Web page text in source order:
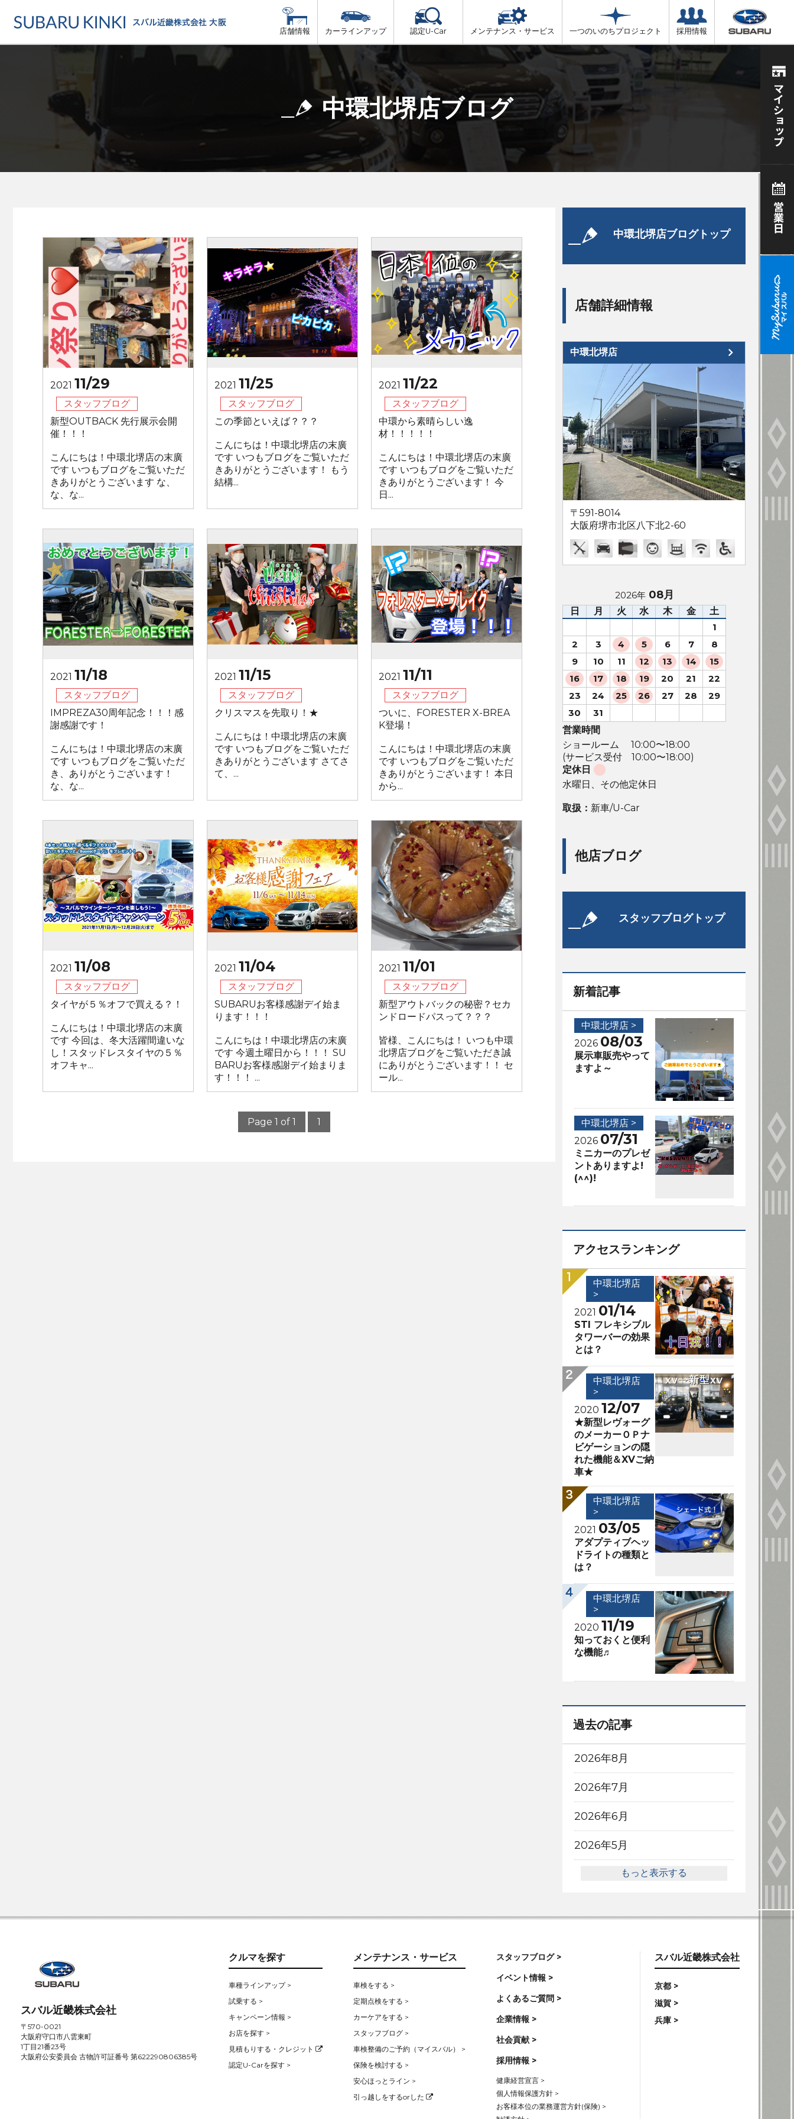
店舗情報
店舗情報 店舗一覧
地域でさがす
地図でさがす
試乗車でさがす
大阪府北部
大阪府市内
大阪府南部
カーラインアップ
カーラインアップ
カーラインアップ一覧
乗用車
軽自動車
認定U-Car メンテナンス・サービス
メンテナンス・サービス
メンテナンス・サービストップ
車検・定期点検をする
カーケアをする
車検（法定24か月点検）
法定 12ヶ月 点検
6ヶ月ごとの セーフティ チェック
車検 3ヶ月前 無料診断
一つのいのちプロジェクト 採用情報
中環北堺店ブログ
2021 11/29
スタッフブログ
新型OUTBACK 先行展示会開
催！！！
こんにちは！中環北堺店の末廣
です いつもブログをご覧いただ
きありがとうございます な、
な、な...
2021 11/25
スタッフブログ
この季節といえば？？？
こんにちは！中環北堺店の末廣
です いつもブログをご覧いただ
きありがとうございます！ もう
結構...
2021 11/22
スタッフブログ
中環から素晴らしい逸
材！！！！！
こんにちは！中環北堺店の末廣
です いつもブログをご覧いただ
きありがとうございます！ 今
日...
2021 11/18
スタッフブログ
IMPREZA30周年記念！！！感
謝感謝です！
こんにちは！中環北堺店の末廣
です いつもブログをご覧いただ
き、ありがとうございます！
な、な...
2021 11/15
スタッフブログ
クリスマスを先取り！★
こんにちは！中環北堺店の末廣
です いつもブログをご覧いただ
きありがとうございます さてさ
て、...
2021 11/11
スタッフブログ
ついに、FORESTER X-BREA
K登場！
こんにちは！中環北堺店の末廣
です いつもブログをご覧いただ
きありがとうございます！ 本日
から...
2021 11/08
スタッフブログ
タイヤが５％オフで買える？！
こんにちは！中環北堺店の末廣
です 今回は、冬大活躍間違いな
し！スタッドレスタイヤの５％
オフキャ...
2021 11/04
スタッフブログ
SUBARUお客様感謝デイ始ま
ります！！！
こんにちは！中環北堺店の末廣
です 今週土曜日から！！！ SU
BARUお客様感謝デイ始まりま
す！！！ ...
2021 11/01
スタッフブログ
新型アウトバックの秘密？セカ
ンドロードパスって？？？
皆様、こんにちは！ いつも中環
北堺店ブログをご覧いただき誠
にありがとうございます！！ セ
ール...
Page 1 of 1 1
中環北堺店ブログトップ
店舗詳細情報
中環北堺店
〒591-8014
大阪府堺市北区八下北2-60
2026年 08月
日 月 火 水 木 金 土
1
2
3 4 5 6 7
8
9
10 11 12 13 14
15
16
17 18 19 20 21
22
23
24 25 26 27 28
29
30
31
営業時間
ショールーム 10:00〜18:00
(サービス受付 10:00〜18:00)
定休日
水曜日、その他定休日
取扱： 新車/U-Car
他店ブログ
スタッフブログトップ
新着記事
中環北堺店 >
2026 08/03
展示車販売やって
ますよ～
中環北堺店 >
2026 07/31
ミニカーのプレゼ
ントありますよ!
(^^)!
アクセスランキング
中環北堺店
>
2021 01/14
STI フレキシブル
タワーバーの効果
とは？
中環北堺店
>
2020 12/07
★新型レヴォーグ
のメーカーＯＰナ
ビゲーションの隠
れた機能＆XVご納
車★
中環北堺店
>
2021 03/05
アダプティブヘッ
ドライトの種類と
は？
中環北堺店
>
2020 11/19
知っておくと便利
な機能♬
過去の記事
2026年8月
2026年7月
2026年6月
2026年5月
もっと表示する
スバル近畿株式会社
〒570-0021
大阪府守口市八雲東町
1丁目21番23号
大阪府公安委員会 古物許可証番号 第622290806385号
クルマを探す
車種ラインアップ >
試乗する >
キャンペーン情報 >
お店を探す >
見積もりする・クレジット
認定U-Carを探す >
メンテナンス・サービス
車検をする >
定期点検をする >
カーケアをする >
スタッフブログ >
車検整備のご予約（マイスバル） >
保険を検討する >
安心ほっとライン >
引っ越しをするorした
スタッフブログ >
イベント情報 >
よくあるご質問 >
企業情報 >
社会貢献 >
採用情報 >
健康経営宣言 >
個人情報保護方針 >
お客様本位の業務運営方針(保険) >
スバル近畿株式会社
京都 >
滋賀 >
兵庫 >